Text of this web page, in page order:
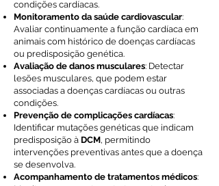
condições cardíacas.
Monitoramento da saúde cardiovascular:
Avaliar continuamente a função cardíaca em
animais com histórico de doenças cardíacas
ou predisposição genética.
Avaliação de danos musculares: Detectar
lesões musculares, que podem estar
associadas a doenças cardíacas ou outras
condições.
Prevenção de complicações cardíacas:
Identificar mutações genéticas que indicam
predisposição à DCM, permitindo
intervenções preventivas antes que a doença
se desenvolva.
Acompanhamento de tratamentos médicos: